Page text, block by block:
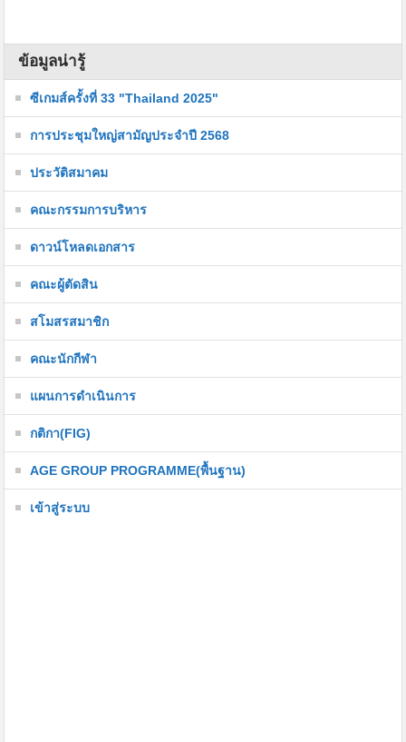
ข้อมูลน่ารู้
ซีเกมส์ครั้งที่ 33 "Thailand 2025"
การประชุมใหญ่สามัญประจำปี 2568
ประวัติสมาคม
คณะกรรมการบริหาร
ดาวน์โหลดเอกสาร
คณะผู้ตัดสิน
สโมสรสมาชิก
คณะนักกีฬา
แผนการดำเนินการ
กติกา(FIG)
AGE GROUP PROGRAMME(พื้นฐาน)
เข้าสู่ระบบ